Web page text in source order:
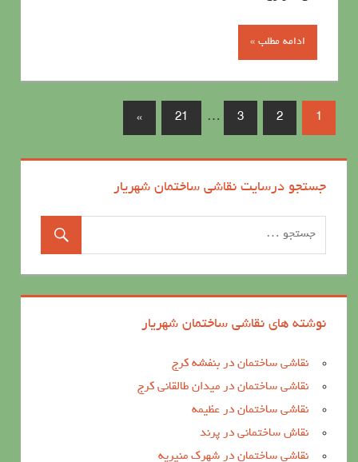
ادامه مطلب »
1
2
3
…
21
»
جستجو درسایت نقاشی ساختمان شهریار
نوشته های نقاشی ساختمان شهریار
نقاشی ساختمان در بنفشه کرج
نقاشی ساختمان در میدان طالقانی کرج
نقاشی ساختمان در عظیمه
نقاش ساختمانی در پرند
نقاشی ساختمان در شهرک منیریه